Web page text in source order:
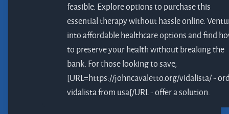
feasible. Explore options to purchase this
essential therapy without hassle online.
into affordable healthcare options and find
to preserve your health without breaking the
bank. For those looking to save,
[URL=https://johncavaletto.org/vidalista/ -
vidalista from usa[/URL - offer a solution.